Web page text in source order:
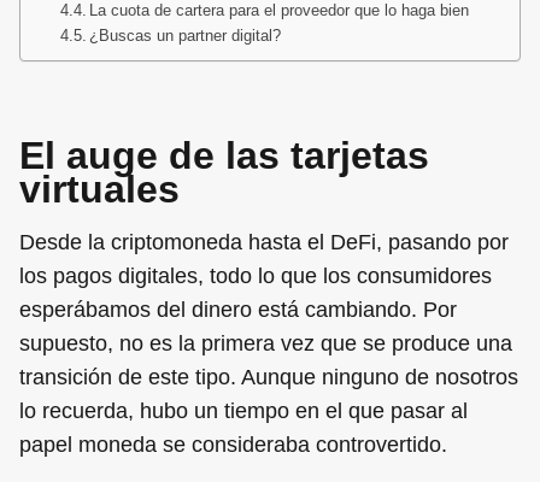
La cuota de cartera para el proveedor que lo haga bien
¿Buscas un partner digital?
El auge de las tarjetas
virtuales
Desde la criptomoneda hasta el DeFi, pasando por
los pagos digitales, todo lo que los consumidores
esperábamos del dinero está cambiando. Por
supuesto, no es la primera vez que se produce una
transición de este tipo. Aunque ninguno de nosotros
lo recuerda, hubo un tiempo en el que pasar al
papel moneda se consideraba controvertido.